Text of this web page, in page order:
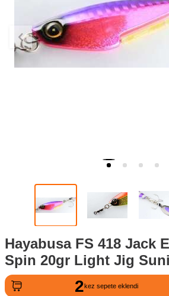
Hayabusa FS 418 Jack
Spin 20gr Light Jig
2kez sepete eklendi